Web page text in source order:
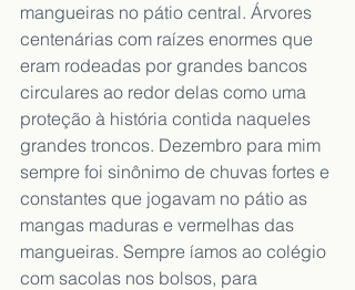
mangueiras no pátio central. Árvores
centenárias com raízes enormes que
eram rodeadas por grandes bancos
circulares ao redor delas como uma
proteção à história contida naqueles
grandes troncos. Dezembro para mim
sempre foi sinônimo de chuvas fortes e
constantes que jogavam no pátio as
mangas maduras e vermelhas das
mangueiras. Sempre íamos ao colégio
com sacolas nos bolsos, para